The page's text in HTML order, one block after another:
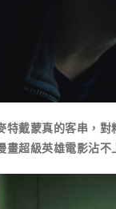
戴蒙真的客串，對
畫超級英雄電影沾